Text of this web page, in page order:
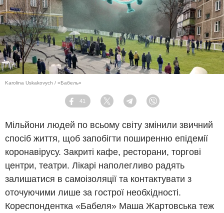
Karolina Uskakovych / «Бабель»
Facebook
41
Twitter TelegramViber
Мільйони людей по всьому світу змінили звичний
спосіб життя, щоб запобігти поширенню епідемії
коронавірусу. Закриті кафе, ресторани, торгові
центри, театри. Лікарі наполегливо радять
залишатися в самоізоляції та контактувати з
оточуючими лише за гострої необхідності.
Кореспондентка «Бабеля» Маша Жартовська теж